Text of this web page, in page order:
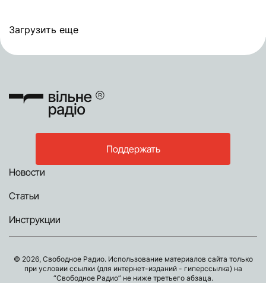
Загрузить еще
Поддержать
Новости
Статьи
Инструкции
© 2026, Свободное Радио. Использование материалов сайта только
при условии ссылки (для интернет-изданий - гиперссылка) на
“Свободное Радио” не ниже третьего абзаца.